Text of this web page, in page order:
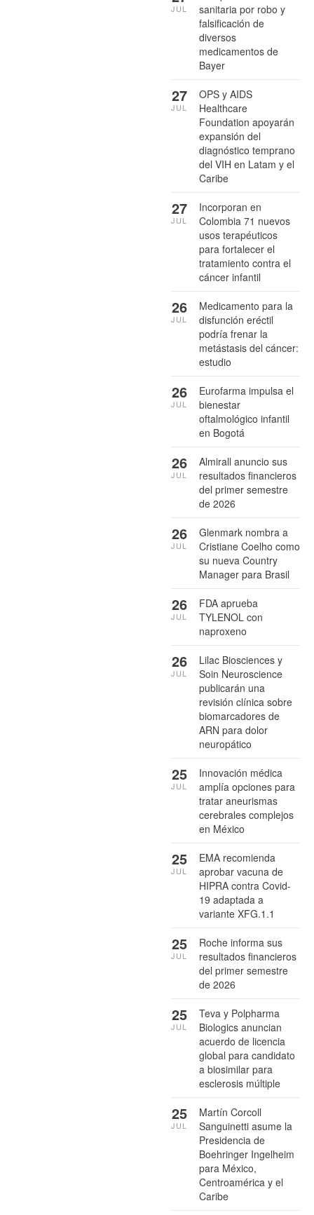
sanitaria por robo y
falsificación de
diversos
medicamentos de
Bayer
JUL
OPS y AIDS
Healthcare
Foundation apoyarán
expansión del
diagnóstico temprano
del VIH en Latam y el
Caribe
27
JUL
Incorporan en
Colombia 71 nuevos
usos terapéuticos
para fortalecer el
tratamiento contra el
cáncer infantil
27
JUL
Medicamento para la
disfunción eréctil
podría frenar la
metástasis del cáncer:
estudio
26
JUL
Eurofarma impulsa el
bienestar
oftalmológico infantil
en Bogotá
26
JUL
Almirall anuncio sus
resultados financieros
del primer semestre
de 2026
26
JUL
Glenmark nombra a
Cristiane Coelho como
su nueva Country
Manager para Brasil
26
JUL
FDA aprueba
TYLENOL con
naproxeno
26
JUL
Lilac Biosciences y
Soin Neuroscience
publicarán una
revisión clínica sobre
biomarcadores de
ARN para dolor
neuropático
26
JUL
Innovación médica
amplía opciones para
tratar aneurismas
cerebrales complejos
en México
25
JUL
EMA recomienda
aprobar vacuna de
HIPRA contra Covid-
19 adaptada a
variante XFG.1.1
25
JUL
Roche informa sus
resultados financieros
del primer semestre
de 2026
25
JUL
Teva y Polpharma
Biologics anuncian
acuerdo de licencia
global para candidato
a biosimilar para
esclerosis múltiple
25
JUL
Martín Corcoll
Sanguinetti asume la
Presidencia de
Boehringer Ingelheim
para México,
Centroamérica y el
Caribe
25
JUL